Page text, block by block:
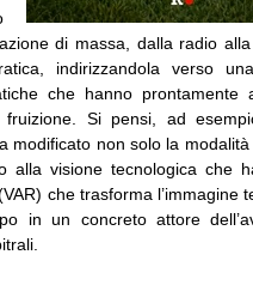
di massa, dalla radio
indirizzandola verso
che hanno prontamente
Si pensi, ad
modificato non solo la
alla visione tecnologica che
che trasforma l’immagine
in un concreto attore